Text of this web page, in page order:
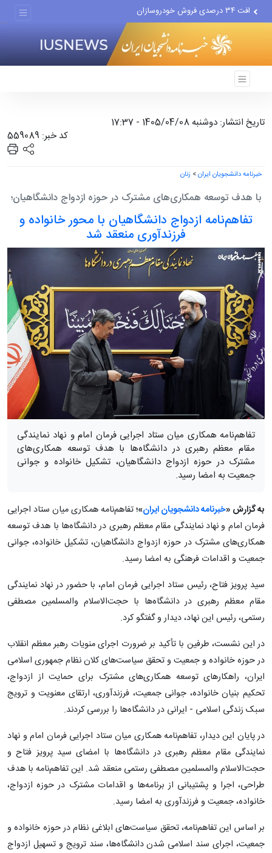
افت ۳۴ درصدی فروش خودروسازان
علل مرگ زنان در ایران
اعتراف رسانه‌های خارجی به...
تاریخ انتشار: دوشنبه 1405/04/08 - 17:37
کد خبر: 559089
خبرنامه دانشجویان ایران> زنان
با هدف توسعه همکاری‌های مشترک در حوزه ازدواج دانشگاهیان؛
تفاهم‌نامه ازدواج دانشگاهیان با محور خانواده و
فرزندآوری منعقد شد
تفاهم‌نامه همکاری میان ستاد اجرایی فرمان امام و نهاد نمایندگی
مقام معظم رهبری در دانشگاه‌ها با هدف توسعه همکاری‌های
مشترک در حوزه ازدواج دانشگاهیان، تشکیل خانواده و جوانی
جمعیت به امضا رسید.
به گزارش «خبرنامه دانشجویان ایران»؛تفاهم‌نامه همکاری میان ستاد اجرایی
فرمان امام و نهاد نمایندگی مقام معظم رهبری در دانشگاه‌ها با هدف توسعه
همکاری‌های مشترک در حوزه ازدواج دانشگاهیان، تشکیل خانواده، جوانی
جمعیت و اقدامات فرهنگی به امضا رسید.
سید پرویز فتاح، رئیس ستاد اجرایی فرمان امام، با حضور در نهاد نمایندگی
مقام معظم رهبری در دانشگاه‌ها با حجت‌الاسلام والمسلمین مصطفی
رستمی، رئیس این نهاد، دیدار و گفتگو کرد.
در این نشست، طرفین با تأکید بر ضرورت اجرای منویات رهبر معظم انقلاب
در حوزه خانواده و جمعیت و تحقق سیاست‌های کلان نظام جمهوری اسلامی
ایران، راهکارهای توسعه همکاری‌های مشترک برای حمایت از ازدواج،
تحکیم بنیان خانواده، جوانی جمعیت، فرزندآوری، ارتقای معنویت و ترویج
سبک زندگی اسلامی - ایرانی در دانشگاه‌ها را بررسی کردند.
در پایان این دیدار، تفاهم‌نامه همکاری میان ستاد اجرایی فرمان امام و نهاد
نمایندگی مقام معظم رهبری در دانشگاه‌ها با امضای سید پرویز فتاح و
حجت‌الاسلام والمسلمین مصطفی رستمی منعقد شد. این تفاهم‌نامه با هدف
طراحی، اجرا و پشتیبانی از برنامه‌ها و اقدامات مشترک در حوزه ازدواج،
خانواده، جمعیت و فرزندآوری به امضا رسید.
بر اساس این تفاهم‌نامه، تحقق سیاست‌های ابلاغی نظام در حوزه خانواده و
جمعیت، اجرای سند اسلامی شدن دانشگاه‌ها، سند ترویج و تسهیل ازدواج